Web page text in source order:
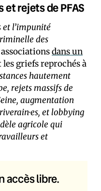
rejets de PFAS
et l’impunité
des
dans un
les griefs reprochés à
hautement
rejets massifs de
augmentation
et lobbying
agricole qui
et
accès libre.